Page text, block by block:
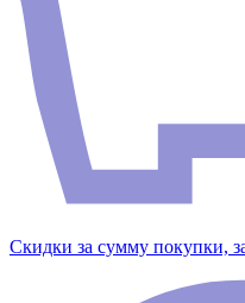
Скидки за сумму покупки,